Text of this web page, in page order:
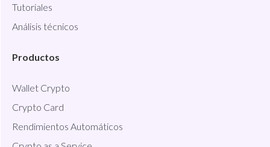
Tutoriales
Análisis técnicos
Productos
Wallet Crypto
Crypto Card
Rendimientos Automáticos